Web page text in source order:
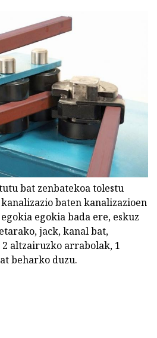
bat zenbatekoa tolestu
baten kanalizazioen
egokia bada ere, eskuz
jack, kanal bat,
altzairuzko arrabolak, 1
beharko duzu.